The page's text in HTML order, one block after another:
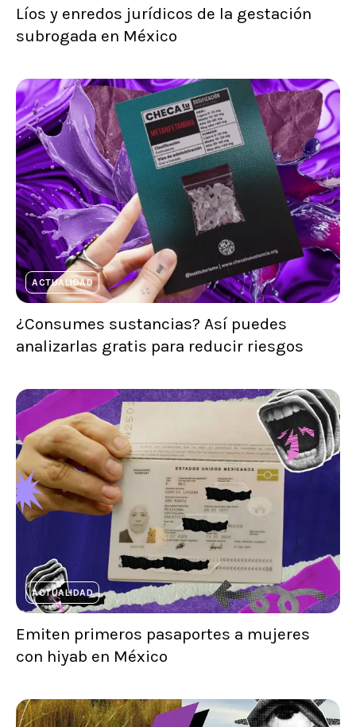
Líos y enredos jurídicos de la gestación
subrogada en México
ACTUALIDAD
¿Consumes sustancias? Así puedes
analizarlas gratis para reducir riesgos
ACTUALIDAD
Emiten primeros pasaportes a mujeres
con hiyab en México